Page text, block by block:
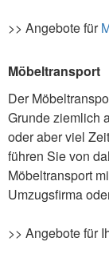
>> Angebote für
Möbeltransport
Der
Grunde ziemlich
oder aber viel
führen Sie von
Möbeltransport
Umzugsfirma
>> Angebote für